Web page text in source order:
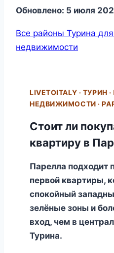
Обновлено: 5 июля
Все районы Турина
недвижимости
LIVETOITALY · ТУРИН
НЕДВИЖИМОСТИ ·
Стоит ли
квартиру в
Парелла подходит
первой квартиры,
спокойный
зелёные зоны и
вход, чем в
Турина.